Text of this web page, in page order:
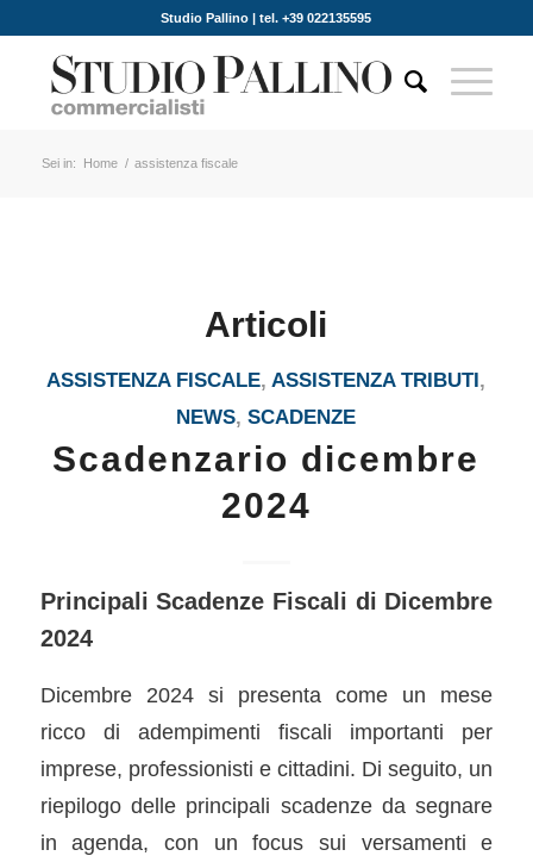
Studio Pallino | tel. +39 022135595
Sei in: Home / assistenza fiscale
Articoli
ASSISTENZA FISCALE,ASSISTENZA TRIBUTI,
NEWS,SCADENZE
Scadenzario dicembre
2024
Principali Scadenze Fiscali di Dicembre
2024
Dicembre 2024 si presenta come un mese
ricco di adempimenti fiscali importanti per
imprese, professionisti e cittadini. Di seguito, un
riepilogo delle principali scadenze da segnare
in agenda, con un focus sui versamenti e